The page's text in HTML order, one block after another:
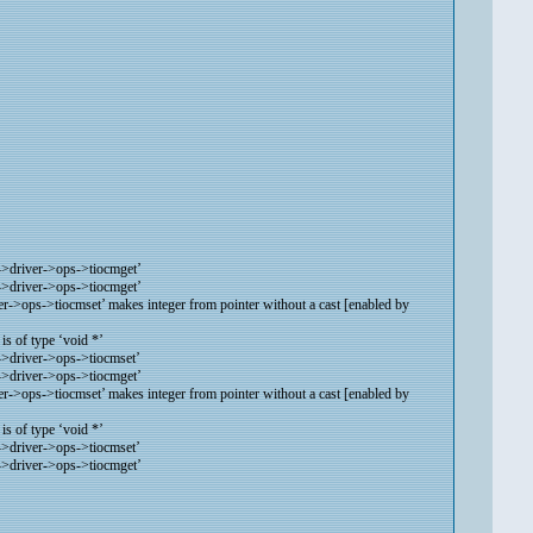
>ops->tiocmget’
>ops->tiocmget’
>tiocmset’ makes integer from pointer without a cast [enabled by
of type ‘void *’
>ops->tiocmset’
>ops->tiocmget’
>tiocmset’ makes integer from pointer without a cast [enabled by
of type ‘void *’
>ops->tiocmset’
>ops->tiocmget’